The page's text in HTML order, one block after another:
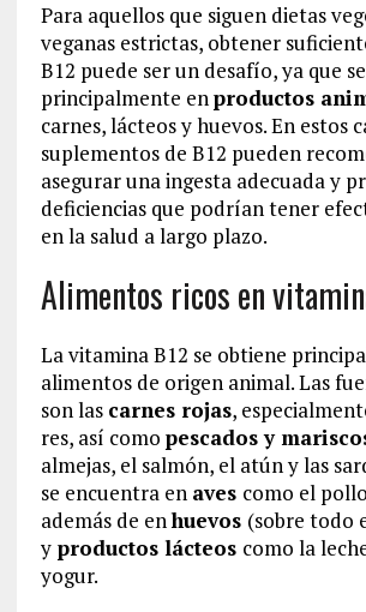
Para aquellos que siguen dietas
veganas estrictas, obtener
B12 puede ser un desafío, ya que
principalmente enproductos
carnes, lácteos y huevos. En estos
suplementos de B12 pueden
asegurar una ingesta adecuada y
deficiencias que podrían tener
en la salud a largo plazo.
Alimentos ricos en
La vitamina B12 se obtiene
alimentos de origen animal. Las
son las carnes rojas,
res, así como pescados y
almejas, el salmón, el atún y las
se encuentra en aves como el
además de enhuevos (sobre todo
yproductos lácteos como la
yogur.